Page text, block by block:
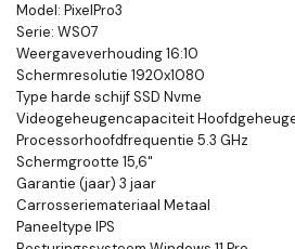
Model: PixelPro3
Serie: WS07
Weergaveverhouding 16:10
Schermresolutie 1920x1080
Type harde schijf SSD Nvme
Videogeheugencapaciteit
Processorhoofdfrequentie 5.3 GHz
Schermgrootte 15,6"
Garantie (jaar) 3 jaar
Carrosseriemateriaal Metaal
Paneeltype IPS